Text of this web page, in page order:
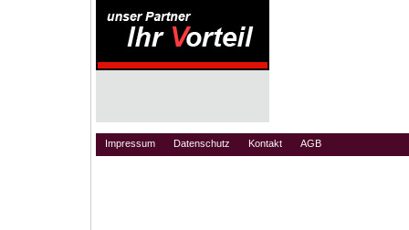
Impressum Datenschutz Kontakt AGB